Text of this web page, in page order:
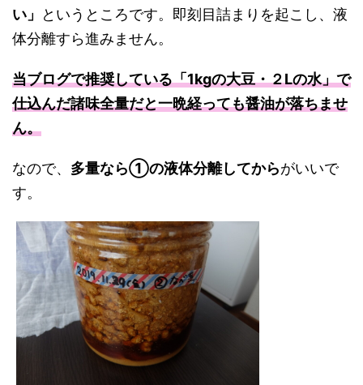
い」
というところです。即刻目詰まりを起こし、液
体分離すら進みません。
当ブログで推奨している「1kgの大豆・２Lの水」で
仕込んだ諸味全量だと一晩経っても醤油が落ちませ
ん。
なので、 多量なら①の液体分離してからがいいで
す。